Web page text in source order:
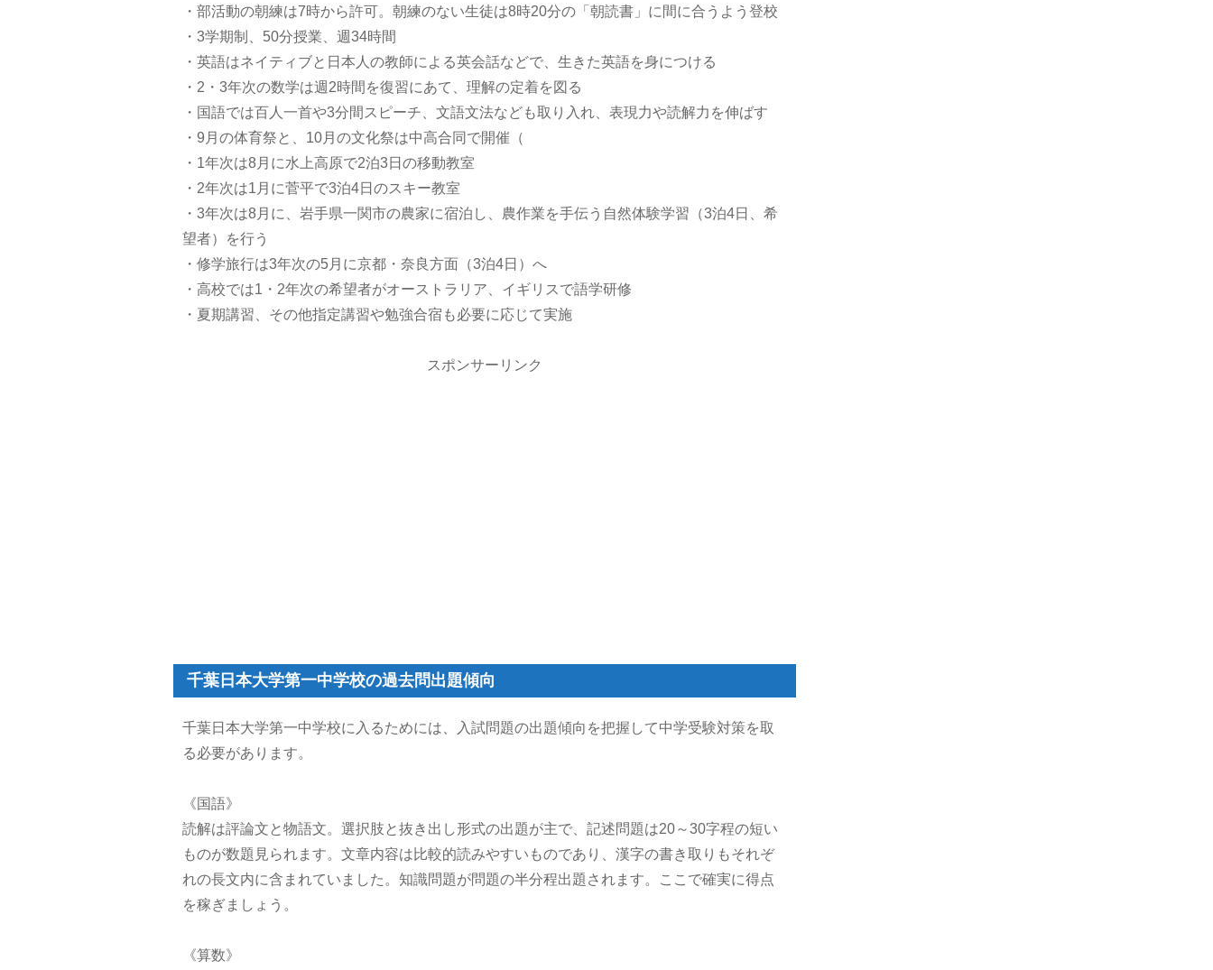
・部活動の朝練は7時から許可。朝練のない生徒は8時20分の「朝読書」に間に合うよう登校
・3学期制、50分授業、週34時間
・英語はネイティブと日本人の教師による英会話などで、生きた英語を身につける
・2・3年次の数学は週2時間を復習にあて、理解の定着を図る
・国語では百人一首や3分間スピーチ、文語文法なども取り入れ、表現力や読解力を伸ばす
・9月の体育祭と、10月の文化祭は中高合同で開催（
・1年次は8月に水上高原で2泊3日の移動教室
・2年次は1月に菅平で3泊4日のスキー教室
・3年次は8月に、岩手県一関市の農家に宿泊し、農作業を手伝う自然体験学習（3泊4日、希
望者）を行う
・修学旅行は3年次の5月に京都・奈良方面（3泊4日）へ
・高校では1・2年次の希望者がオーストラリア、イギリスで語学研修
・夏期講習、その他指定講習や勉強合宿も必要に応じて実施
スポンサーリンク
千葉日本大学第一中学校の過去問出題傾向
千葉日本大学第一中学校に入るためには、入試問題の出題傾向を把握して中学受験対策を取
る必要があります。
《国語》
読解は評論文と物語文。選択肢と抜き出し形式の出題が主で、記述問題は20～30字程の短い
ものが数題見られます。文章内容は比較的読みやすいものであり、漢字の書き取りもそれぞ
れの長文内に含まれていました。知識問題が問題の半分程出題されます。ここで確実に得点
を稼ぎましょう。
《算数》